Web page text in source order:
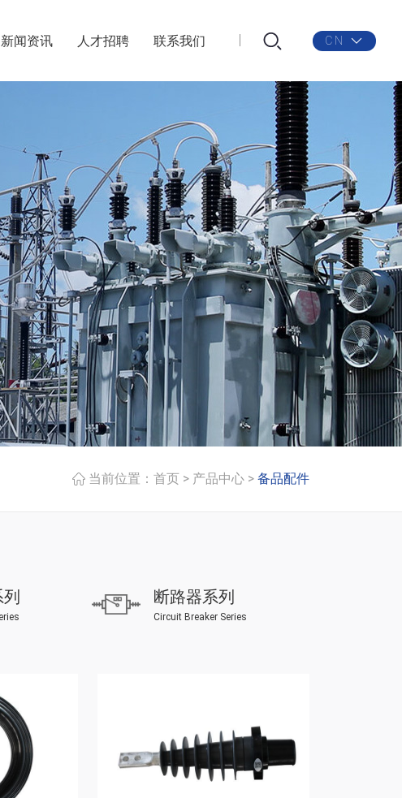
新闻资讯 人才招聘 联系我们 CN
当前位置： 首页 > 产品中心 > 备品配件
断路器系列
Circuit Breaker Series